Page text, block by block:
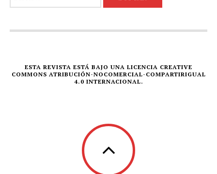
ESTA REVISTA ESTÁ BAJO UNA LICENCIA CREATIVE
COMMONS ATRIBUCIÓN-NOCOMERCIAL-COMPARTIRIGUAL
4.0 INTERNACIONAL.